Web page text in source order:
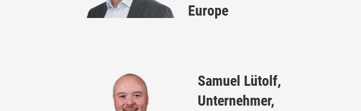
Europe
Samuel Lütolf,
Unternehmer,